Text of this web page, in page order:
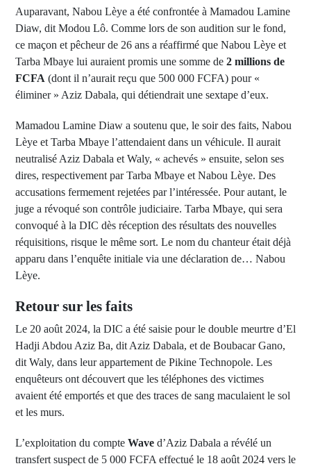
Auparavant, Nabou Lèye a été confrontée à Mamadou Lamine
Diaw, dit Modou Lô. Comme lors de son audition sur le fond,
ce maçon et pêcheur de 26 ans a réaffirmé que Nabou Lèye et
Tarba Mbaye lui auraient promis une somme de 2 millions de
FCFA (dont il n’aurait reçu que 500 000 FCFA) pour «
éliminer » Aziz Dabala, qui détiendrait une sextape d’eux.
Mamadou Lamine Diaw a soutenu que, le soir des faits, Nabou
Lèye et Tarba Mbaye l’attendaient dans un véhicule. Il aurait
neutralisé Aziz Dabala et Waly, « achevés » ensuite, selon ses
dires, respectivement par Tarba Mbaye et Nabou Lèye. Des
accusations fermement rejetées par l’intéressée. Pour autant, le
juge a révoqué son contrôle judiciaire. Tarba Mbaye, qui sera
convoqué à la DIC dès réception des résultats des nouvelles
réquisitions, risque le même sort. Le nom du chanteur était déjà
apparu dans l’enquête initiale via une déclaration de… Nabou
Lèye.
Retour sur les faits
Le 20 août 2024, la DIC a été saisie pour le double meurtre d’El
Hadji Abdou Aziz Ba, dit Aziz Dabala, et de Boubacar Gano,
dit Waly, dans leur appartement de Pikine Technopole. Les
enquêteurs ont découvert que les téléphones des victimes
avaient été emportés et que des traces de sang maculaient le sol
et les murs.
L’exploitation du compte Wave d’Aziz Dabala a révélé un
transfert suspect de 5 000 FCFA effectué le 18 août 2024 vers le